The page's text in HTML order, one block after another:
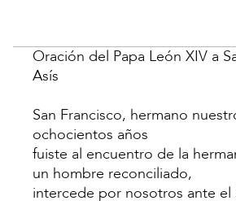
Oración del Papa León XIV a
Asís
San Francisco, hermano
ochocientos años
fuiste al encuentro de la
un hombre reconciliado,
intercede por nosotros ante el